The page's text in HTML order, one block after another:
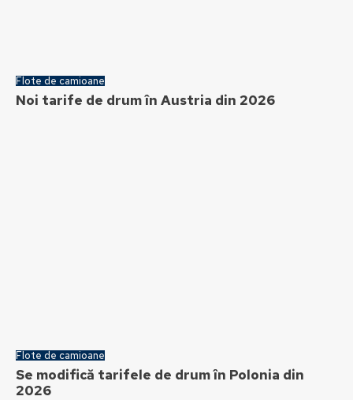
Flote de camioane
Noi tarife de drum în Austria din 2026
Flote de camioane
Se modifică tarifele de drum în Polonia din
2026